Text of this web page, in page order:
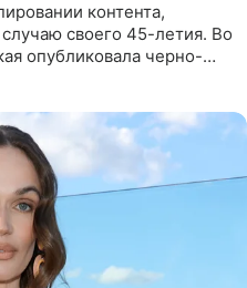
контента,
своего 45-летия. Во
опубликовала черно-